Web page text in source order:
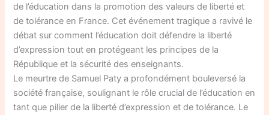
de l’éducation dans la promotion des valeurs de liberté et
de tolérance en France. Cet événement tragique a ravivé le
débat sur comment l’éducation doit défendre la liberté
d’expression tout en protégeant les principes de la
République et la sécurité des enseignants.
Le meurtre de Samuel Paty a profondément bouleversé la
société française, soulignant le rôle crucial de l’éducation en
tant que pilier de la liberté d’expression et de tolérance. Le